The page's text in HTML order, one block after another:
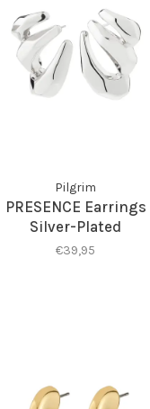
Pilgrim
PRESENCE Earrings
Silver-Plated
€39,95